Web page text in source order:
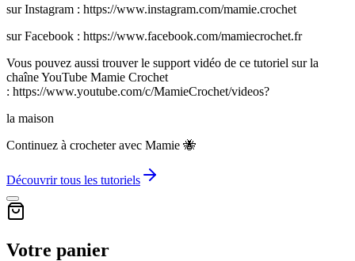
sur Instagram : https://www.instagram.com/mamie.crochet
sur Facebook : https://www.facebook.com/mamiecrochet.fr
Vous pouvez aussi trouver le support vidéo de ce tutoriel sur la
chaîne YouTube Mamie Crochet
: https://www.youtube.com/c/MamieCrochet/videos?
la maison
Continuez à crocheter avec Mamie 🐝
Découvrir tous les tutoriels
Votre panier